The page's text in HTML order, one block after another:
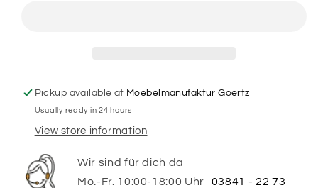
Pickup available at Moebelmanufaktur Goertz
Usually ready in 24 hours
View store information
Wir sind für dich da
Mo.-Fr. 10:00-18:00 Uhr
03841 - 22 73